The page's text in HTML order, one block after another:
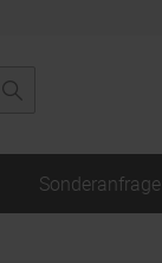
Sonderanfrage